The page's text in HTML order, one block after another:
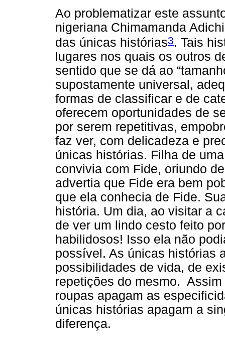
Ao problematizar este
nigeriana Chimamanda
das únicas histórias3. Tais
lugares nos quais os outros
sentido que se dá ao
supostamente universal,
formas de classificar e de
oferecem oportunidades de
por serem repetitivas,
faz ver, com delicadeza e
únicas histórias. Filha de
convivia com Fide, oriundo
advertia que Fide era bem
que ela conhecia de Fide.
história. Um dia, ao visitar a
de ver um lindo cesto feito
habilidosos! Isso ela não
possível. As únicas histórias
possibilidades de vida, de
repetições do mesmo. Assim
roupas apagam as
únicas histórias apagam a
diferença.